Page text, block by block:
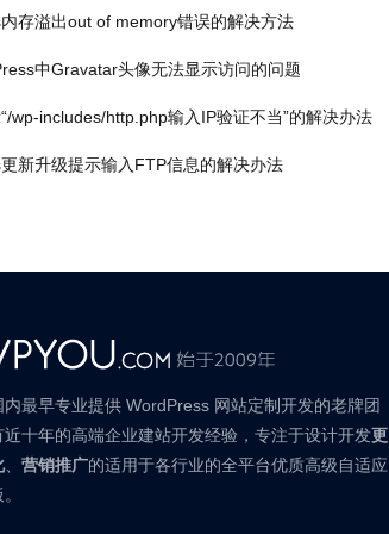
存溢出out of memory错误的解决方法
中Gravatar头像无法显示访问的问题
wp-includes/http.php输入IP验证不当”的解决办法
新升级提示输入FTP信息的解决办法
内最早专业提供 WordPress 网站定制开发的老牌团
近十年的高端企业建站开发经验，专注于设计开发更
、 营销推广的适用于各行业的全平台优质高级自适应